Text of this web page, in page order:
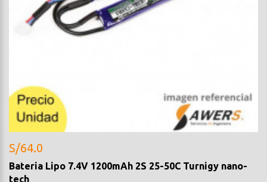
S/64.0
Bateria Lipo 7.4V 1200mAh 2S 25-50C Turnigy nano-
tech